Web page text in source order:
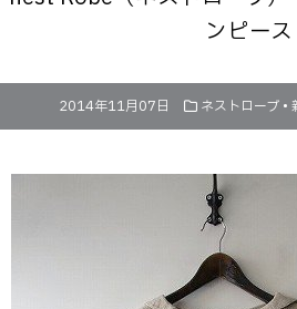
ンピース
2014年11月07日 ネストローブ •